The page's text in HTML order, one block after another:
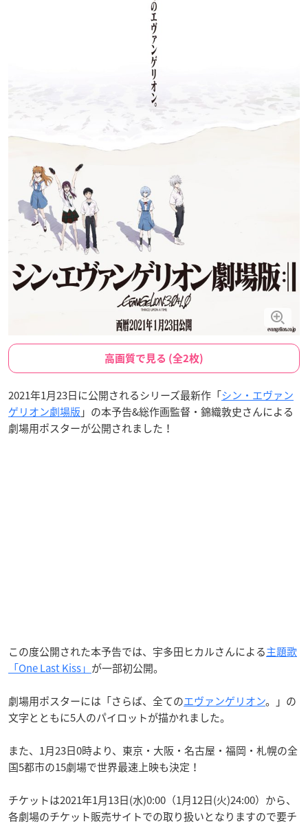
高画質で見る (全2枚)
2021年1月23日に公開されるシリーズ最新作「シン・エヴァン
ゲリオン劇場版 」の本予告&総作画監督・錦織敦史さんによる
劇場用ポスターが公開されました！
この度公開された本予告では、宇多田ヒカルさんによる主題歌
「One Last Kiss」 が一部初公開。
劇場用ポスターには「さらば、全てのエヴァンゲリオン。」の
文字とともに5人のパイロットが描かれました。
また、1月23日0時より、東京・大阪・名古屋・福岡・札幌の全
国5都市の15劇場で世界最速上映も決定！
チケットは2021年1月13日(水)0:00（1月12日(火)24:00）から、
各劇場のチケット販売サイトでの取り扱いとなりますので要チ